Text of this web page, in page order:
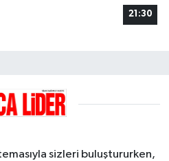
21:30
sizleri buluştururken,